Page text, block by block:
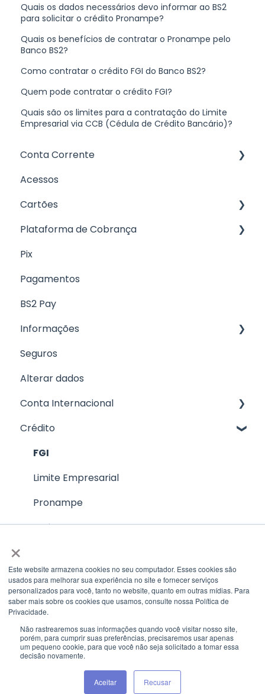
×
Este website armazena cookies no seu computador. Esses cookies são
usados ​​para melhorar sua experiência no site e fornecer serviços
personalizados para você, tanto no website, quanto em outras mídias. Para
saber mais sobre os cookies que usamos, consulte nossa Política de
Privacidade.
Não rastrearemos suas informações quando você visitar nosso site,
porém, para cumprir suas preferências, precisaremos usar apenas
um pequeno cookie, para que você não seja solicitado a tomar essa
decisão novamente.
Aceitar Recusar
Quais os dados necessários devo informar ao BS2
para solicitar o crédito Pronampe?
Quais os benefícios de contratar o Pronampe pelo
Banco BS2?
Como contratar o crédito FGI do Banco BS2?
Quem pode contratar o crédito FGI?
Quais são os limites para a contratação do Limite
Empresarial via CCB (Cédula de Crédito Bancário)?
Conta Corrente
Abertura de conta
Informações sobre a conta
Acessos
Cartões
Cartão de Crédito
Cartão de Débito
Plataforma de Cobrança
CNAB 400
Pix
Pagamentos
BS2 Pay
Informações
Fale com a gente
Seguros
Alterar dados
Conta Internacional
Cartão
Recebimento de ordem / Swift
Envio de ordem / Transferência
Tarifas
Limites da Conta Internacional
Crédito
FGI
Limite Empresarial
Pronampe
Investimentos